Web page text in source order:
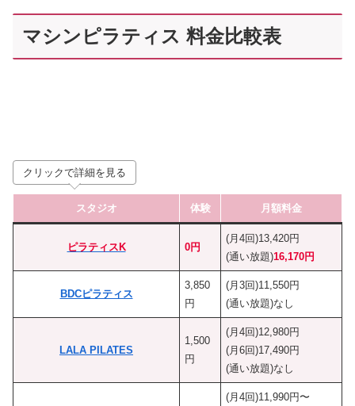
マシンピラティス 料金比較表
クリックで詳細を見る
スタジオ 体験 月額料金
ピラティスK 0円
(月4回)13,420円
(通い放題)16,170円
BDCピラティス
3,850
円
(月3回)11,550円
(通い放題)なし
LALA PILATES
1,500
円
(月4回)12,980円
(月6回)17,490円
(通い放題)なし
(月4回)11,990円〜